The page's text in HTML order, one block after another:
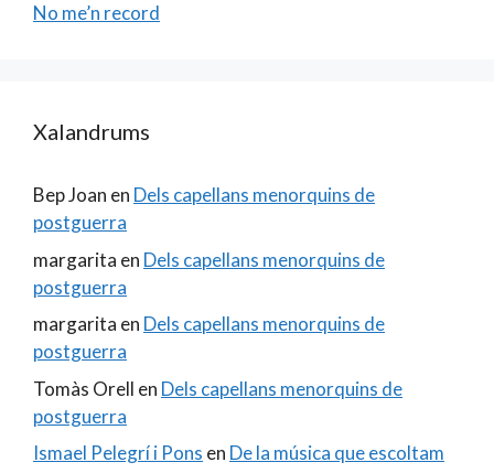
No me’n record
Xalandrums
Bep Joan en Dels capellans menorquins de
postguerra
margarita en Dels capellans menorquins de
postguerra
margarita en Dels capellans menorquins de
postguerra
Tomàs Orell en Dels capellans menorquins de
postguerra
Ismael Pelegrí i Pons en De la música que escoltam